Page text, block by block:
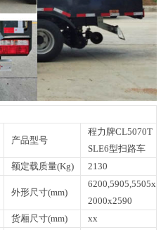
产品型号
程力牌CL5070T
SLE6型扫路车
额定载质量(Kg) 2130
外形尺寸(mm)
6200,5905,5505x
2000x2590
货厢尺寸(mm)
xx